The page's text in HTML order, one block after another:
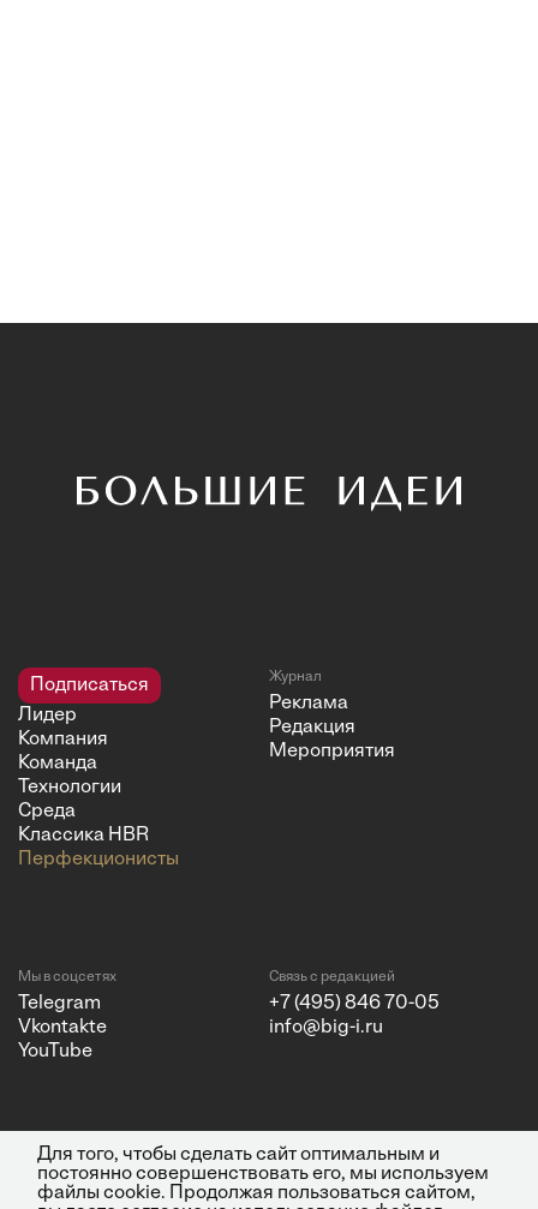
Подписаться
Лидер
Компания
Команда
Технологии
Среда
Классика HBR
Перфекционисты
Журнал
Реклама
Редакция
Мероприятия
Мы в соцсетях
Telegram
Vkontakte
YouTube
Связь с редакцией
+7 (495) 846 70-05
info@big-i.ru
© 2026 ООО "Бизнес Инсайт
Медиа"
Политика конфиденциальности
Для того, чтобы сделать сайт оптимальным и
постоянно совершенствовать его, мы используем
файлы cookie. Продолжая пользоваться сайтом,